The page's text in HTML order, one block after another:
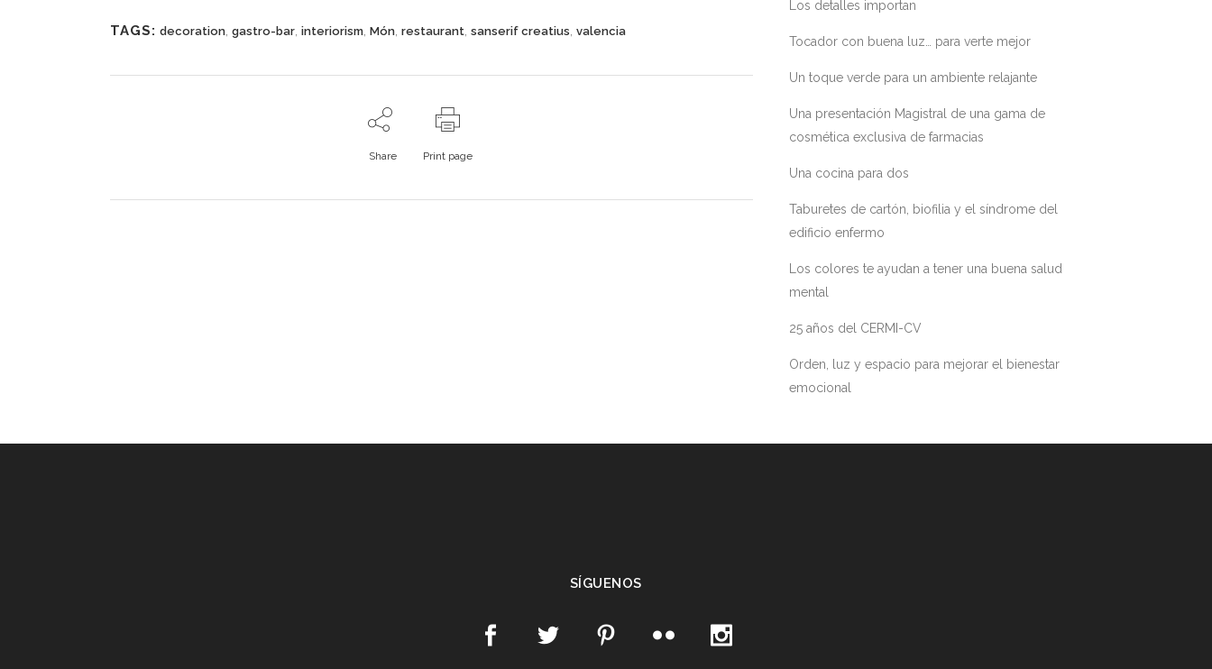
TAGS: decoration, gastro-bar, interiorism, Món, restaurant, sanserif creatius, valencia
Share Print page
Los detalles importan
Tocador con buena luz… para verte mejor
Un toque verde para un ambiente relajante
Una presentación Magistral de una gama de
cosmética exclusiva de farmacias
Una cocina para dos
Taburetes de cartón, biofilia y el síndrome del
edificio enfermo
Los colores te ayudan a tener una buena salud
mental
25 años del CERMI-CV
Orden, luz y espacio para mejorar el bienestar
emocional
SÍGUENOS